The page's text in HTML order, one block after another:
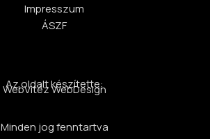
Impresszum
ÁSZF
Az oldalt készítette:
WebVitéz WebDesign
Minden jog fenntartva